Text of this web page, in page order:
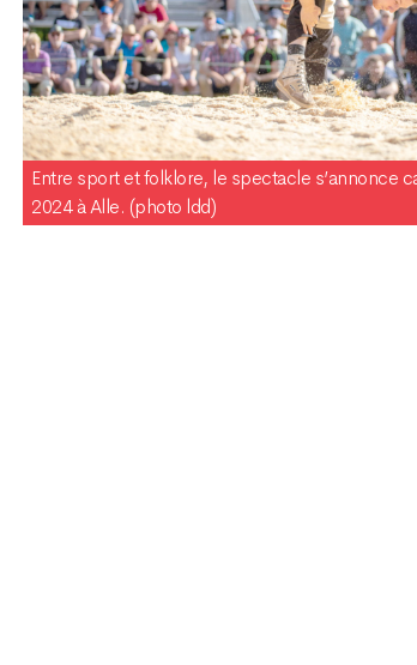
Entre sport et folklore, le spectacle s’annonce
2024 à Alle. (photo ldd)